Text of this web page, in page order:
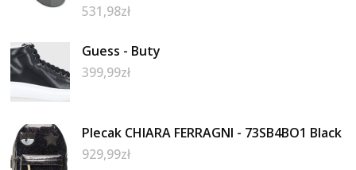
531,98zł
Guess - Buty
399,99zł
Plecak CHIARA FERRAGNI - 73SB4BO1 Black
929,99zł